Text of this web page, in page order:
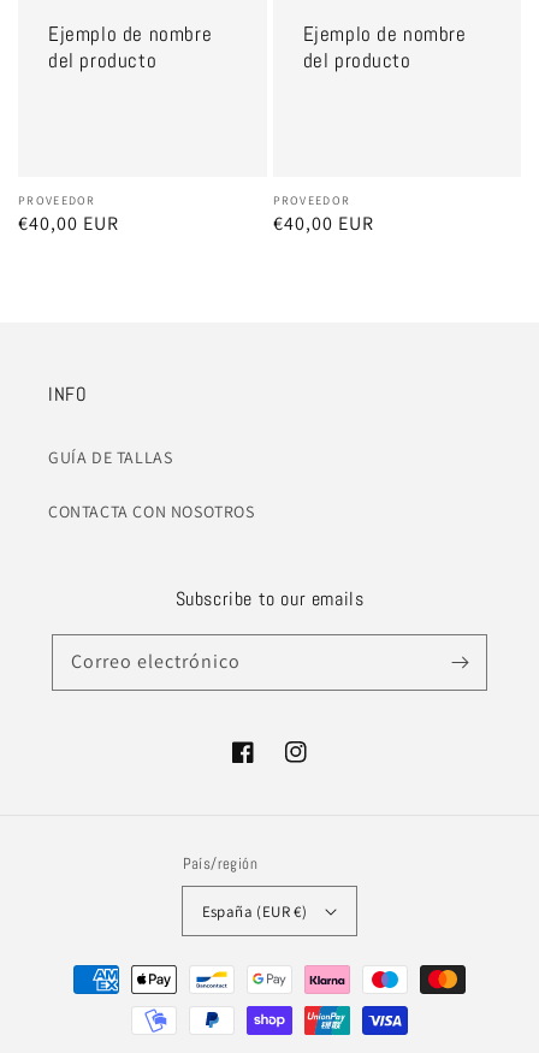
producto
Proveedor:
PROVEEDOR
Precio
€40,00 EUR
Ejemplo de nombre
del producto
producto
Proveedor:
PROVEEDOR
Precio
€40,00 EUR
Ejemplo de nombre
del producto
INFO
GUÍA DE TALLAS
CONTACTA CON NOSOTROS
Subscribe to our emails
Correo electrónico
FacebookInstagram
País/región
España (EUR €)
Formas